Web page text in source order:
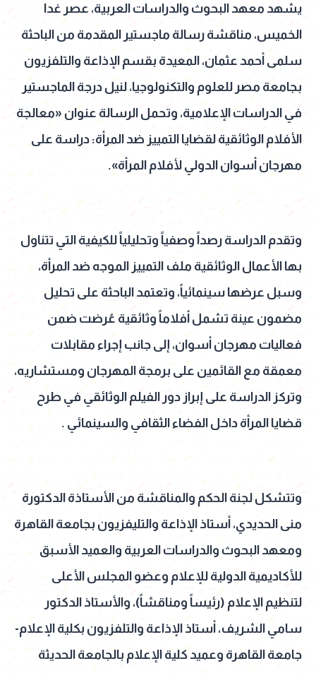
يشهد معهد البحوث والدراسات العربية، عصر غدا
الخميس، مناقشة رسالة ماجستير المقدمة من الباحثة
سلمى أحمد عثمان، المعيدة بقسم الإذاعة والتلفزيون
بجامعة مصر للعلوم والتكنولوجيا، لنيل درجة الماجستير
في الدراسات الإعلامية، وتحمل الرسالة عنوان «معالجة
الأفلام الوثائقية لقضايا التمييز ضد المرأة: دراسة على
مهرجان أسوان الدولي لأفلام المرأة».
وتقدم الدراسة رصداً وصفياً وتحليلياً للكيفية التي تتناول
بها الأعمال الوثائقية ملف التمييز الموجه ضد المرأة،
وسبل عرضها سينمائياً، وتعتمد الباحثة على تحليل
مضمون عينة تشمل أفلاماً وثائقية عُرضت ضمن
فعاليات مهرجان أسوان، إلى جانب إجراء مقابلات
معمقة مع القائمين على برمجة المهرجان ومستشاريه،
وتركز الدراسة على إبراز دور الفيلم الوثائقي في طرح
قضايا المرأة داخل الفضاء الثقافي والسينمائي .
وتتشكل لجنة الحكم والمناقشة من الأستاذة الدكتورة
منى الحديدي، أستاذ الإذاعة والتليفزيون بجامعة القاهرة
ومعهد البحوث والدراسات العربية والعميد الأسبق
للأكاديمية الدولية للإعلام وعضو المجلس الأعلى
لتنظيم الإعلام (رئيساً ومناقشاً)، والأستاذ الدكتور
سامي الشريف، أستاذ الإذاعة والتلفزيون بكلية الإعلام-
جامعة القاهرة وعميد كلية الإعلام بالجامعة الحديثة